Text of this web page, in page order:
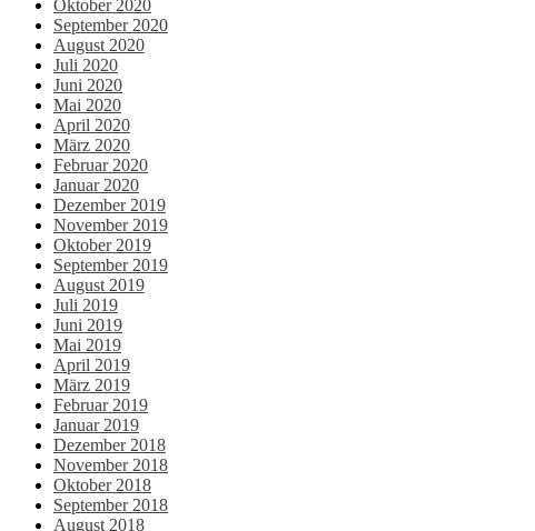
Oktober 2020
September 2020
August 2020
Juli 2020
Juni 2020
Mai 2020
April 2020
März 2020
Februar 2020
Januar 2020
Dezember 2019
November 2019
Oktober 2019
September 2019
August 2019
Juli 2019
Juni 2019
Mai 2019
April 2019
März 2019
Februar 2019
Januar 2019
Dezember 2018
November 2018
Oktober 2018
September 2018
August 2018